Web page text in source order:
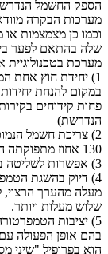
הספק החשמל
מערכות הבקרה
וכמו כן מצמצמות
שלה בהתאם לפער
מערכת בטכנולוגיית
1) יחידת חוץ אחת
במקום להנחת
פחות קידוחים
הנדרשת)
130 אחוז מתפוקתה הנומינלית.
3) אפשרות לשליטה בטמפרטורה ובספיקת האוויר בכל חדר בנפרד.
4) דיוק בהשגת
שלוש מעלות ויותר.
5) יציבות
בהם אופן הפעולה
הוא בפרופיל "שיני